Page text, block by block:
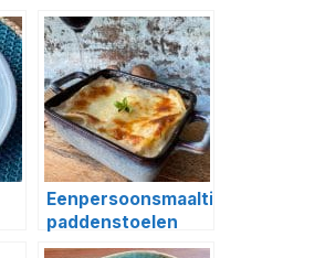
Eenpersoonsmaaltijd
paddenstoelen
lasagne